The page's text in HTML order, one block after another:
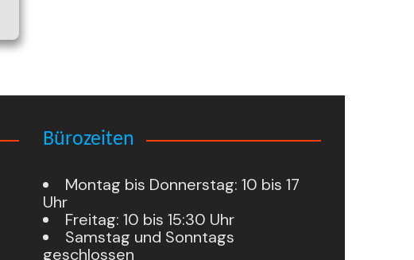
Bürozeiten
Montag bis Donnerstag: 10 bis 17
Uhr
Freitag: 10 bis 15:30 Uhr
Samstag und Sonntags
geschlossen